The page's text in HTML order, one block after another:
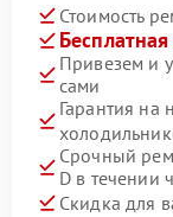
Стоимость
Привезем и
сами
Гарантия на
Срочный
D в течении
Скидка для